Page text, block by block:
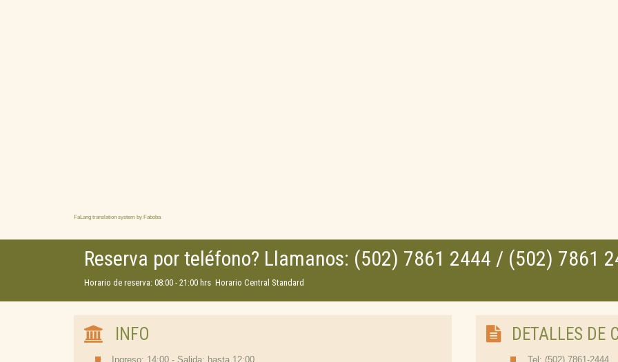
FaLang translation system by Faboba
Reserva por teléfono? Llamanos: (502) 7861 2444 / (502) 7861
Horario de reserva: 08:00 - 21:00 hrs Horario Central Standard
INFO
Ingreso: 14:00 - Salida: hasta 12:00
DETALLES DE
Tel: (502) 7861-2444